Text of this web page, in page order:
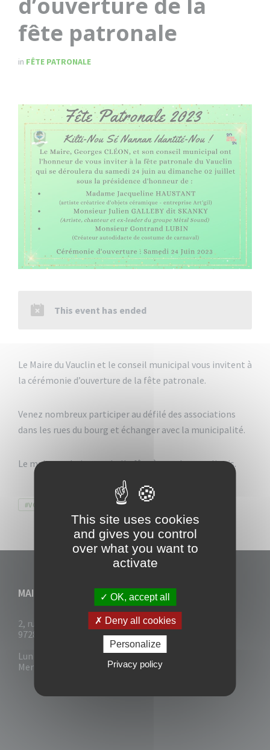
fête patronale
in FÊTE PATRONALE
This event has ended
Le Maire du Vauclin et le conseil municipal vous invitent à
la cérémonie d’ouverture de la fête patronale.
Venez nombreux participer au défilé des associations
dans les rues du bourg et échanger avec la municipalité.
Le maire souhaite une belle fête à tous les vauclinois.
Tags
#VOKLEN FÊTEPATRONALE
MAIRIE DU VAUCLIN
2, rue Collignon
97280 Le Vauclin
Lun - Mar : 7h30- 13h & 14h-17h
Mer-Jeu-Vend : 7h30 - 13h30
This site uses cookies
and gives you control
over what you want to
activate
OK, accept all
Deny all cookies
Personalize
Privacy policy